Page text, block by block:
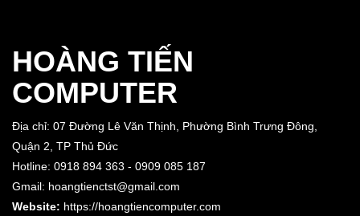
HOÀNG TIẾN
COMPUTER
Địa chỉ: 07 Đường Lê Văn Thịnh, Phường Bình Trưng Đông,
Quận 2, TP Thủ Đức
Hotline: 0918 894 363 - 0909 085 187
Gmail: hoangtienctst@gmail.com
Website: https://hoangtiencomputer.com